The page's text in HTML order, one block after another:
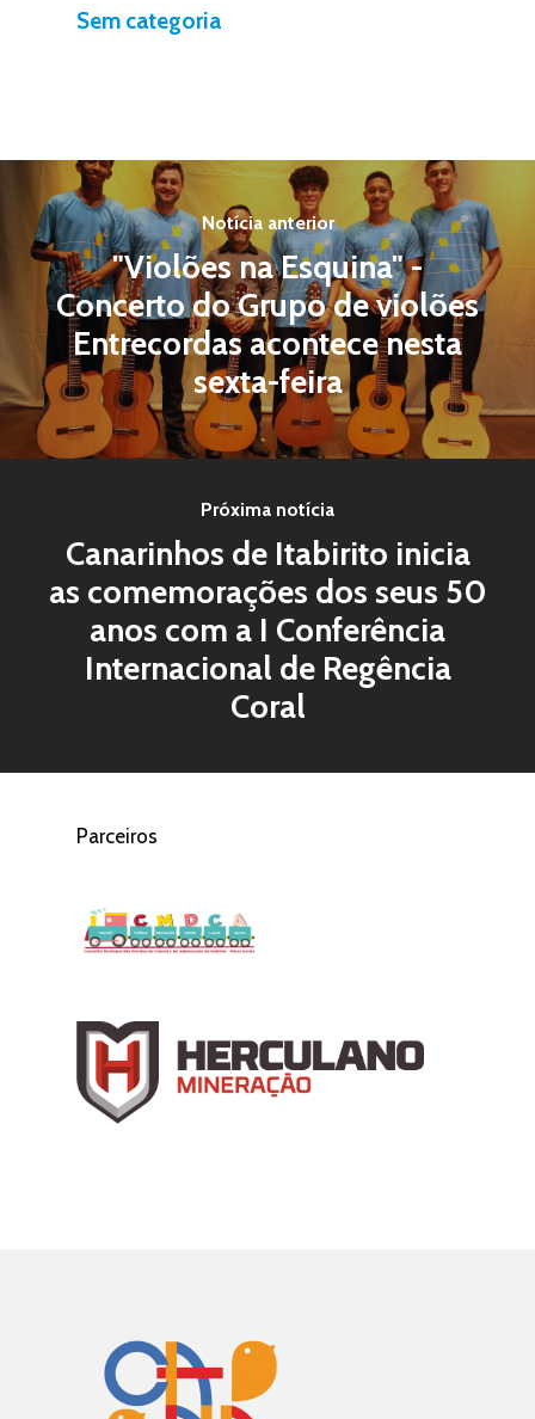
Sem categoria
Notícia anterior
"Violões na Esquina" -
Concerto do Grupo de violões
Entrecordas acontece nesta
sexta-feira
Próxima notícia
Canarinhos de Itabirito inicia
as comemorações dos seus 50
anos com a I Conferência
Internacional de Regência
Coral
Parceiros